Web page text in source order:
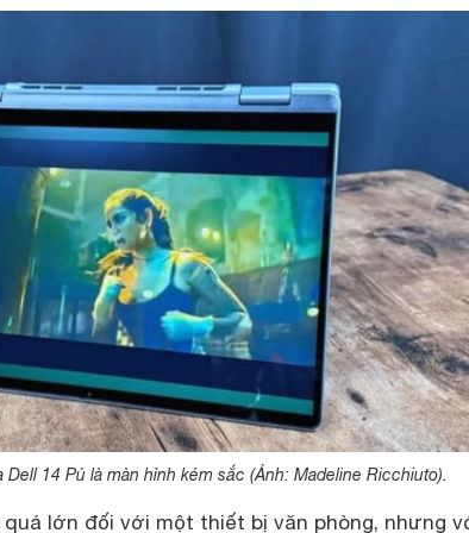
14 Pú là màn hình kém sắc (Ảnh: Madeline Ricchiuto).
lớn đối với một thiết bị văn phòng, nhưng